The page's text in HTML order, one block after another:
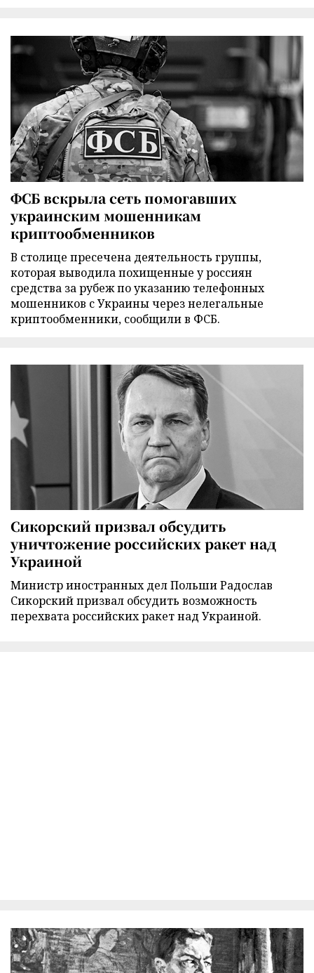
ФСБ вскрыла сеть помогавших
украинским мошенникам
криптообменников
В столице пресечена деятельность группы,
которая выводила похищенные у россиян
средства за рубеж по указанию телефонных
мошенников с Украины через нелегальные
криптообменники, сообщили в ФСБ.
Сикорский призвал обсудить
уничтожение российских ракет над
Украиной
Министр иностранных дел Польши Радослав
Сикорский призвал обсудить возможность
перехвата российских ракет над Украиной.